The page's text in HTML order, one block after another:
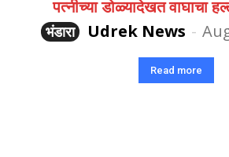
पत्नीच्या डोळ्यादेखत वाघाचा
भंडारा
Udrek News -
Read more